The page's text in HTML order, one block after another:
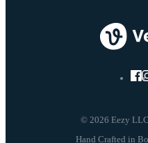
© 2026 Eezy